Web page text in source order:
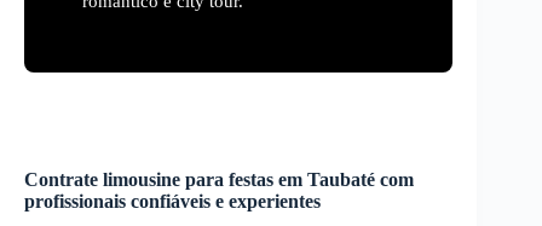
Contrate limousine para festas em Taubaté com
profissionais confiáveis e experientes